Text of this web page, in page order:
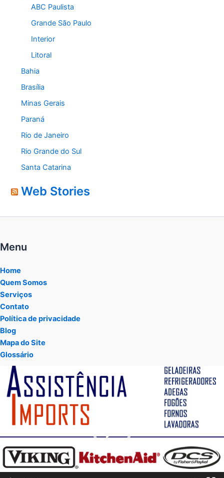
ABC Paulista
Grande São Paulo
Interior
Litoral
Bahia
Brasília
Minas Gerais
Paraná
Rio de Janeiro
Rio Grande do Sul
Santa Catarina
Web Stories
Menu
Home
Quem Somos
Serviços
Contato
Política de privacidade
Blog
Mapa do Site
Glossário
Tocador
vídeo